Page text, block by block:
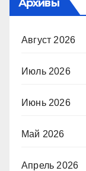
Архивы
Август 2026
Июль 2026
Июнь 2026
Май 2026
Апрель 2026